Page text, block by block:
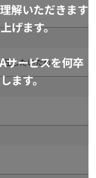
解いただきます
げます。
サービスを何卒
ます。
したいため